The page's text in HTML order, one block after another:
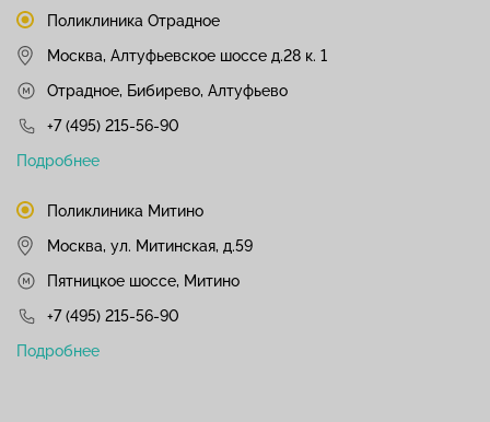
Поликлиника Отрадное
Москва, Алтуфьевское шоссе д.28 к. 1
Отрадное, Бибирево, Алтуфьево
+7 (495) 215-56-90
Подробнее
Поликлиника Митино
Москва, ул. Митинская, д.59
Пятницкое шоссе, Митино
+7 (495) 215-56-90
Подробнее